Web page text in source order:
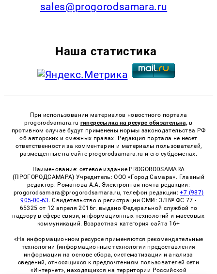
sales@progorodsamara.ru
Наша статистика
При использовании материалов новостного портала
progorodsamara.ru гиперссылка на ресурс обязательна, в
противном случае будут применены нормы законодательства РФ
об авторских и смежных правах. Редакция портала не несет
ответственности за комментарии и материалы пользователей,
размещенные на сайте progorodsamara.ru и его субдоменах.
Наименование: сетевое издание PROGORODSAMARA
(ПРОГОРОДСАМАРА) Учредитель: ООО «Город Самара». Главный
редактор: Романова А.А. Электронная почта редакции:
progorodsamara@progorodsamara.ru, телефон редакции:+7 (987)
905-00-63 . Свидетельство о регистрации СМИ: ЭЛ № ФС 77 -
65325 от 12 апреля 2016г. выдано Федеральной службой по
надзору в сфере связи, информационных технологий и массовых
коммуникаций. Возрастная категория сайта 16+
«На информационном ресурсе применяются рекомендательные
технологии (информационные технологии предоставления
информации на основе сбора, систематизации и анализа
сведений, относящихся к предпочтениям пользователей сети
«Интернет», находящихся на территории Российской